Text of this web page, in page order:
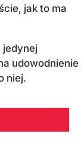
jak to ma
jedynej
udowodnienie
niej.